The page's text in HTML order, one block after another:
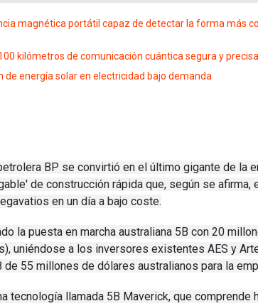
magnética portátil capaz de detectar la forma más
kilómetros de comunicación cuántica segura y precisa
de energía solar en electricidad bajo demanda
BP se convirtió en el último gigante de la
de construcción rápida que, según se afirma,
en un día a bajo coste.
la puesta en marcha australiana 5B con 20
uniéndose a los inversores existentes AES y
de 55 millones de dólares australianos para la
tecnología llamada 5B Maverick, que comprende